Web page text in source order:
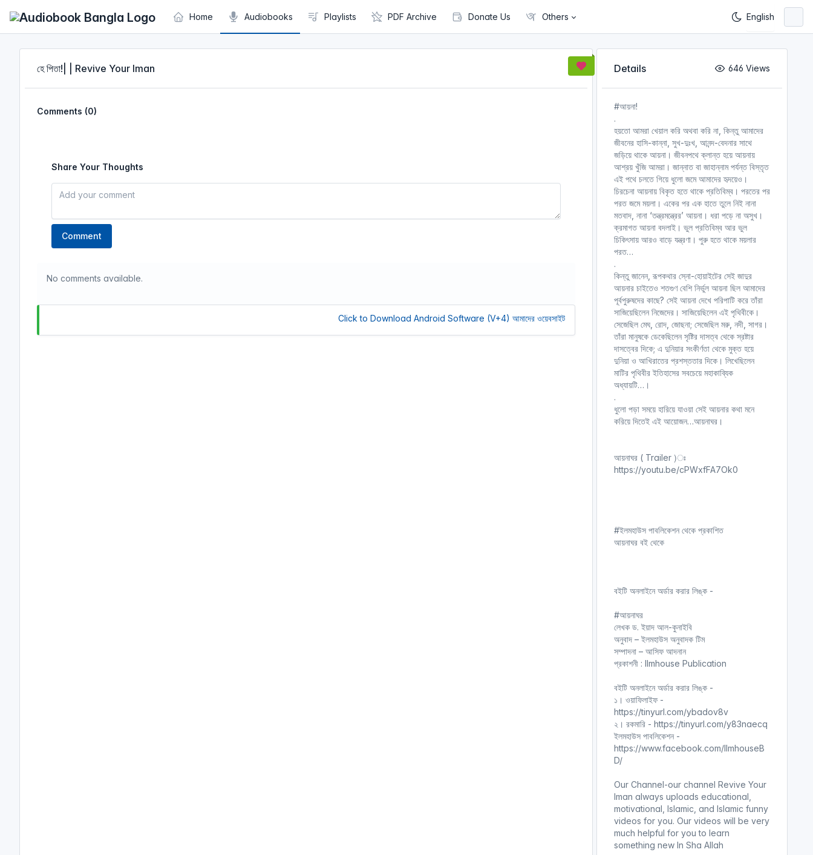
Home
Audiobooks Playlists PDF Archive Donate Us Others
হে পিতা!| | Revive Your Iman
Comments (0)
Share Your Thoughts
Comment
No comments available.
Click to Download Android Software (V+4) আমাদের ওয়েবসাইট সচল রাখতে আমাদের অর্থ সাহায্য করুন। আমরা একটি অলাভজনক ওয়েবসাইট, আমরা
Details 646 Views
#আয়না!
.
হয়তো আমরা খেয়াল করি অথবা করি না, কিন্তু আমাদের
জীবনের হাসি-কান্না, সুখ-দুঃখ, আনন্দ-বেদনার সাথে
জড়িয়ে থাকে আয়না। জীবনপথে ক্লান্ত হয়ে আয়নায়
আশ্রয় খুঁজি আমরা। জান্নাত বা জাহান্নাম পর্যন্ত বিস্তৃত
এই পথে চলতে গিয়ে ধুলো জমে আমাদের হৃদয়েও।
চিরচেনা আয়নায় বিকৃত হতে থাকে প্রতিবিম্ব। পরতের পর
পরত জমে ময়লা। একের পর এক হাতে তুলে নিই নানা
মতবাদ, নানা ‘তন্ত্রমন্ত্রের’ আয়না। ধরা পড়ে না অসুখ।
ক্রমাগত আয়না বদলাই। ভুল প্রতিবিম্ব আর ভুল
চিকিৎসায় আরও বাড়ে যন্ত্রণা। পুরু হতে থাকে ময়লার
পরত…
.
কিন্তু জানেন, রূপকথার স্নো-হোয়াইটের সেই জাদুর
আয়নার চাইতেও শতগুণ বেশি নির্ভুল আয়না ছিল আমাদের
পূর্বপুরুষদের কাছে? সেই আয়না দেখে পরিপাটি করে তাঁরা
সাজিয়েছিলেন নিজেদের। সাজিয়েছিলেন এই পৃথিবীকে।
সেজেছিল মেঘ, রোদ, জোছনা; সেজেছিল মরু, নদী, সাগর।
তাঁরা মানুষকে ডেকেছিলেন সৃষ্টির দাসত্ব থেকে স্রষ্টার
দাসত্বের দিকে; এ দুনিয়ার সংকীর্ণতা থেকে মুক্ত হয়ে
দুনিয়া ও আখিরাতের প্রশস্ততার দিকে। লিখেছিলেন
মাটির পৃথিবীর ইতিহাসের সবচেয়ে মহাকাব্যিক
অধ্যায়টি…।
.
ধুলো পড়া সময়ে হারিয়ে যাওয়া সেই আয়নার কথা মনে
করিয়ে দিতেই এই আয়োজন…আয়নাঘর।
আয়নাঘর ( Trailer )ঃ
https://youtu.be/cPWxfFA7Ok0
#ইলমহাউস পাবলিকেশন থেকে প্রকাশিত
আয়নাঘর বই থেকে
বইটি অনলাইনে অর্ডার করার লিঙ্ক -
#আয়নাঘর
লেখক ড. ইয়াদ আল-কুনাইবি
অনুবাদ – ইলমহাউস অনুবাদক টিম
সম্পাদনা – আসিফ আদনান
প্রকাশনী : Ilmhouse Publication
বইটি অনলাইনে অর্ডার করার লিঙ্ক -
১। ওয়াফিলাইফ -
https://tinyurl.com/ybadov8v
২। রকমারি - https://tinyurl.com/y83naecq
ইলমহাউস পাবলিকেশন -
https://www.facebook.com/IlmhouseB
D/
Our Channel-our channel Revive Your
Iman always uploads educational,
motivational, Islamic, and Islamic funny
videos for you. Our videos will be very
much helpful for you to learn
something new In Sha Allah